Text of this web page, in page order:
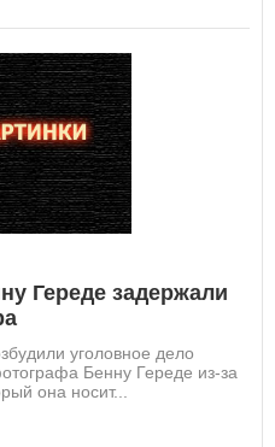
Гереде задержали
уголовное дело
Бенну Гереде из-за
она носит...